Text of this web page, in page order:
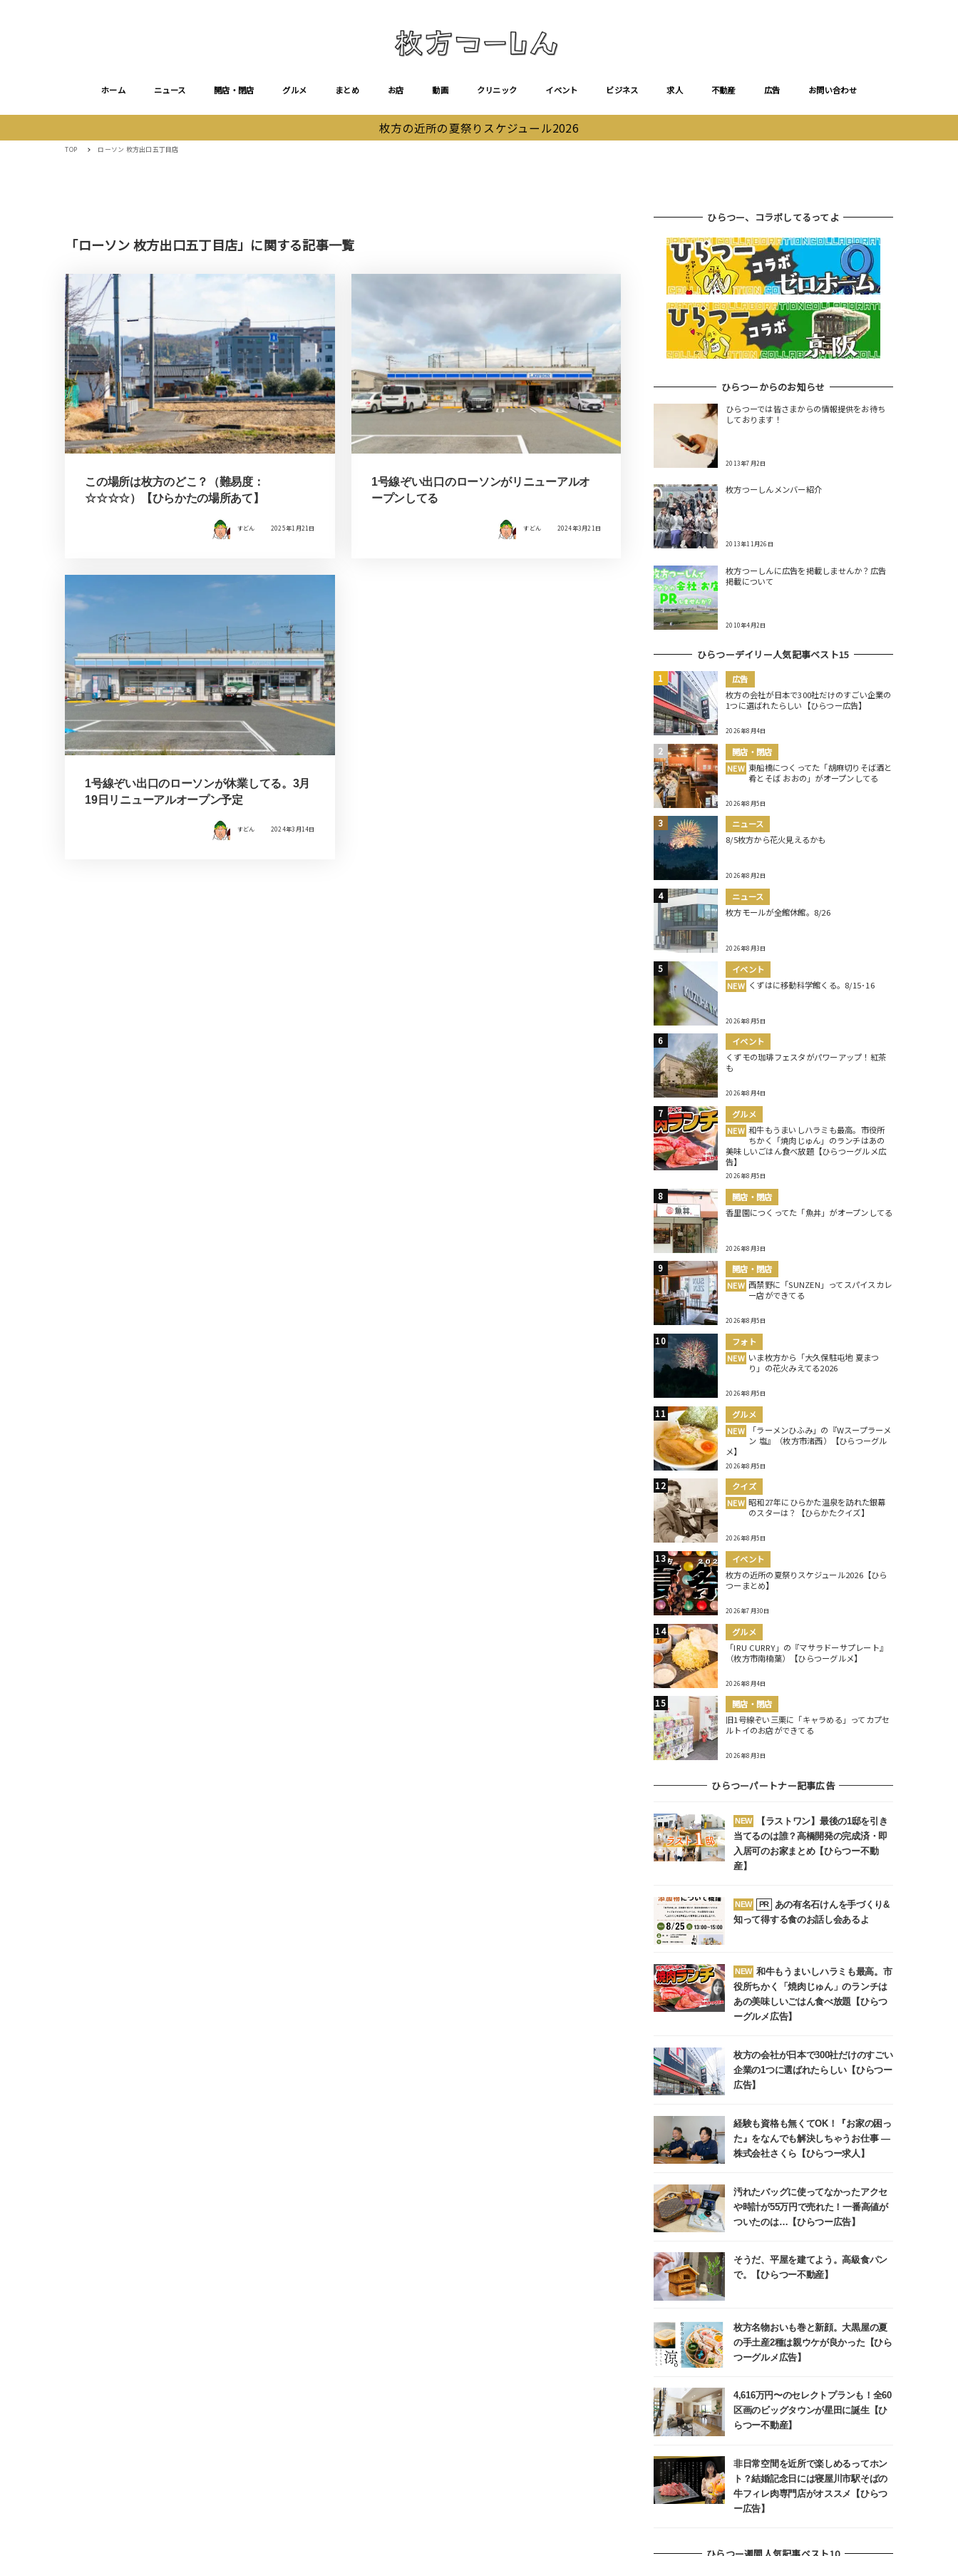
ホーム ニュース 開店・閉店 グルメ まとめ お店 動画 クリニック イベント ビジネス 求人 不動産 広告 お問い合わせ
枚方の近所の夏祭りスケジュール2026
TOP ローソン 枚方出口五丁目店
「ローソン 枚方出口五丁目店」に関する記事一覧
この場所は枚方のどこ？（難易度：
☆☆☆☆）【ひらかたの場所あて】
すどん 2025年1月21日
1号線ぞい出口のローソンがリニューアルオ
ープンしてる
すどん 2024年3月21日
1号線ぞい出口のローソンが休業してる。3月
19日リニューアルオープン予定
すどん 2024年3月14日
ひらつー、コラボしてるってよ
ひらつーからのお知らせ
ひらつーでは皆さまからの情報提供をお待ち
しております！
2013年7月2日
枚方つーしんメンバー紹介
2013年11月26日
枚方つーしんに広告を掲載しませんか？広告
掲載について
2010年4月2日
ひらつーデイリー人気記事ベスト15
広告
枚方の会社が日本で300社だけのすごい企業の
1つに選ばれたらしい【ひらつー広告】
2026年8月4日
開店・閉店
NEW 東船橋につくってた「胡麻切りそば酒と
肴とそば おおの」がオープンしてる
2026年8月5日
ニュース
8/5枚方から花火見えるかも
2026年8月2日
ニュース
枚方モールが全館休館。8/26
2026年8月3日
イベント
NEW くずはに移動科学館くる。8/15･16
2026年8月5日
イベント
くずモの珈琲フェスタがパワーアップ！紅茶
も
2026年8月4日
グルメ
NEW 和牛もうまいしハラミも最高。市役所
ちかく「焼肉じゅん」のランチはあの
美味しいごはん食べ放題【ひらつーグルメ広
告】
2026年8月5日
開店・閉店
香里園につくってた「魚丼」がオープンしてる
2026年8月3日
開店・閉店
NEW 西禁野に「SUNZEN」ってスパイスカレ
ー店ができてる
2026年8月5日
フォト
NEW いま枚方から「大久保駐屯地 夏まつ
り」の花火みえてる2026
2026年8月5日
グルメ
NEW
「ラーメンひふみ」の『Wスープラーメ
ン 塩』（枚方市渚西）【ひらつーグル
メ】
2026年8月5日
クイズ
NEW 昭和27年にひらかた温泉を訪れた銀幕
のスターは？【ひらかたクイズ】
2026年8月5日
イベント
枚方の近所の夏祭りスケジュール2026【ひら
つーまとめ】
2026年7月30日
グルメ
「IRU CURRY」の『マサラドーサプレート』
（枚方市南楠葉）【ひらつーグルメ】
2026年8月4日
開店・閉店
旧1号線ぞい三栗に「キャラめる」ってカプセ
ルトイのお店ができてる
2026年8月3日
ひらつーパートナー記事広告
NEW
【ラストワン】最後の1邸を引き
当てるのは誰？高橋開発の完成済・即
入居可のお家まとめ【ひらつー不動
産】
NEW PR
あの有名石けんを手づくり&
知って得する食のお話し会あるよ
NEW 和牛もうまいしハラミも最高。市
役所ちかく「焼肉じゅん」のランチは
あの美味しいごはん食べ放題【ひらつ
ーグルメ広告】
枚方の会社が日本で300社だけのすごい
企業の1つに選ばれたらしい【ひらつー
広告】
経験も資格も無くてOK！『お家の困っ
た』をなんでも解決しちゃうお仕事 ―
株式会社さくら【ひらつー求人】
汚れたバッグに使ってなかったアクセ
や時計が55万円で売れた！一番高値が
ついたのは…【ひらつー広告】
そうだ、平屋を建てよう。高級食パン
で。【ひらつー不動産】
枚方名物おいも巻と新顔。大黒屋の夏
の手土産2種は親ウケが良かった【ひら
つーグルメ広告】
4,616万円〜のセレクトプランも！全60
区画のビッグタウンが星田に誕生【ひ
らつー不動産】
非日常空間を近所で楽しめるってホン
ト？結婚記念日には寝屋川市駅そばの
牛フィレ肉専門店がオススメ【ひらつ
ー広告】